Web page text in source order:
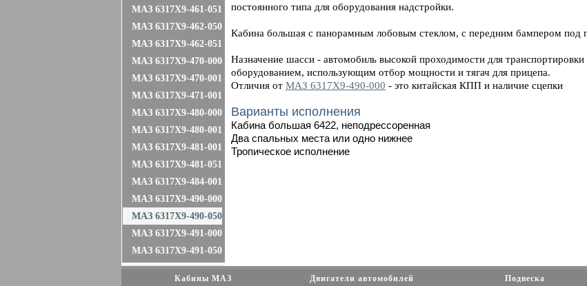
МАЗ 6317X9-461-051
МАЗ 6317X9-462-050
МАЗ 6317X9-462-051
МАЗ 6317X9-470-000
МАЗ 6317X9-470-001
МАЗ 6317X9-471-001
МАЗ 6317X9-480-000
МАЗ 6317X9-480-001
МАЗ 6317X9-481-001
МАЗ 6317X9-481-051
МАЗ 6317X9-484-001
МАЗ 6317X9-490-000
МАЗ 6317X9-490-050
МАЗ 6317X9-491-000
МАЗ 6317X9-491-050
постоянного типа для оборудования надстройки.
Кабина большая с панорамным лобовым стеклом, с передним бампером под
Назначение шасси - автомобиль высокой проходимости для транспортировки
оборудованием, использующим отбор мощности и тягач для прицепа.
Отличия от МАЗ 6317X9-490-000 - это китайская КПП и наличие сцепки
Варианты исполнения
Кабина большая 6422, неподрессоренная
Два спальных места или одно нижнее
Тропическое исполнение
Кабины МАЗ
Двигатели автомобилей
Подвеска